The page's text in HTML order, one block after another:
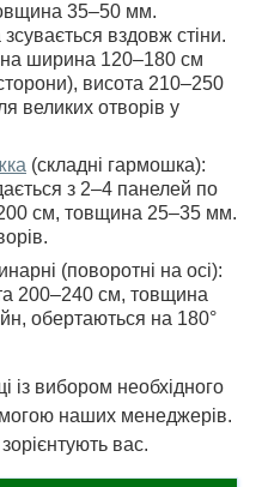
35–50 мм.
вздовж стіни.
ширина 120–180 см
висота 210–250
великих отворів у
(складні гармошка):
з 2–4 панелей по
см, товщина 25–35 мм.
(поворотні на осі):
200–240 см, товщина
обертаються на 180°
із вибором необхідного
наших менеджерів.
вас.